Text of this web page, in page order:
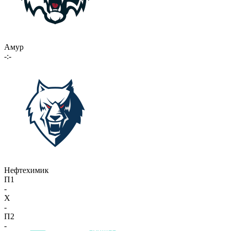
Амур
-:-
Нефтехимик
П1
-
X
-
П2
-